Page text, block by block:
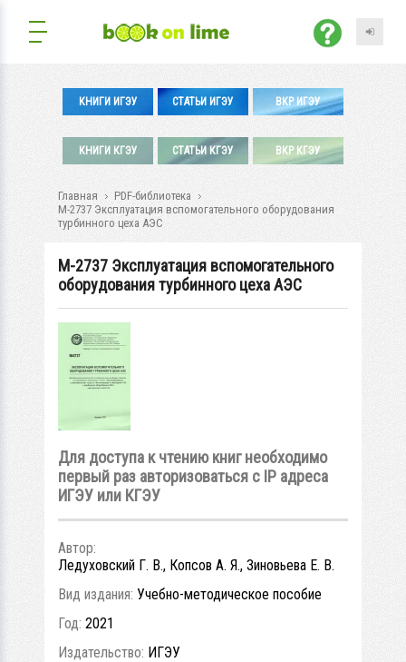
КНИГИ ИГЭУ СТАТЬИ ИГЭУ ВКР ИГЭУ
КНИГИ КГЭУ СТАТЬИ КГЭУ ВКР КГЭУ
Главная
PDF-библиотека
М-2737 Эксплуатация вспомогательного оборудования
турбинного цеха АЭС
М-2737 Эксплуатация вспомогательного
оборудования турбинного цеха АЭС
Для доступа к чтению книг необходимо
первый раз авторизоваться с IP адреса
ИГЭУ или КГЭУ
Автор:
Ледуховский Г. В., Копсов А. Я., Зиновьева Е. В.
Вид издания: Учебно-методическое пособие
Год: 2021
Издательство: ИГЭУ